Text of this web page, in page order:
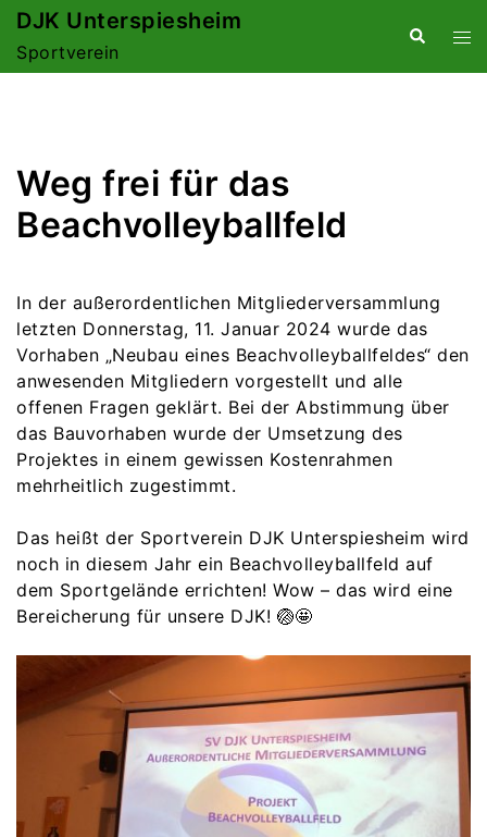
Zum
springen
DJK Unterspiesheim
Sportverein
Suche
Weg frei für das
Beachvolleyballfeld
In der außerordentlichen Mitgliederversammlung
letzten Donnerstag, 11. Januar 2024 wurde das
Vorhaben „Neubau eines Beachvolleyballfeldes“ den
anwesenden Mitgliedern vorgestellt und alle
offenen Fragen geklärt. Bei der Abstimmung über
das Bauvorhaben wurde der Umsetzung des
Projektes in einem gewissen Kostenrahmen
mehrheitlich zugestimmt.
Das heißt der Sportverein DJK Unterspiesheim wird
noch in diesem Jahr ein Beachvolleyballfeld auf
dem Sportgelände errichten! Wow – das wird eine
Bereicherung für unsere DJK! 🏐🤩